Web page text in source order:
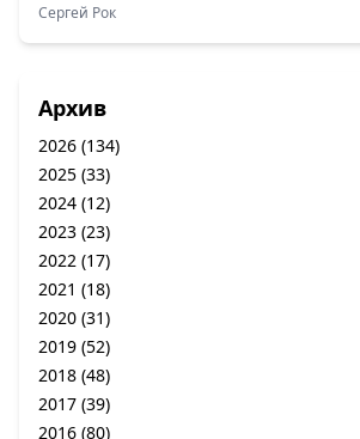
Сергей Рок
Архив
2026 (134)
2025 (33)
2024 (12)
2023 (23)
2022 (17)
2021 (18)
2020 (31)
2019 (52)
2018 (48)
2017 (39)
2016 (80)